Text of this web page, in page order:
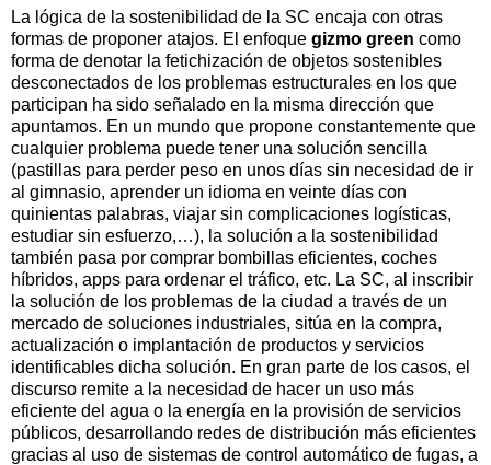
La lógica de la sostenibilidad de la SC encaja con otras
formas de proponer atajos. El enfoque gizmo green como
forma de denotar la fetichización de objetos sostenibles
desconectados de los problemas estructurales en los que
participan ha sido señalado en la misma dirección que
apuntamos. En un mundo que propone constantemente que
cualquier problema puede tener una solución sencilla
(pastillas para perder peso en unos días sin necesidad de ir
al gimnasio, aprender un idioma en veinte días con
quinientas palabras, viajar sin complicaciones logísticas,
estudiar sin esfuerzo,…), la solución a la sostenibilidad
también pasa por comprar bombillas eficientes, coches
híbridos, apps para ordenar el tráfico, etc. La SC, al inscribir
la solución de los problemas de la ciudad a través de un
mercado de soluciones industriales, sitúa en la compra,
actualización o implantación de productos y servicios
identificables dicha solución. En gran parte de los casos, el
discurso remite a la necesidad de hacer un uso más
eficiente del agua o la energía en la provisión de servicios
públicos, desarrollando redes de distribución más eficientes
gracias al uso de sistemas de control automático de fugas, a